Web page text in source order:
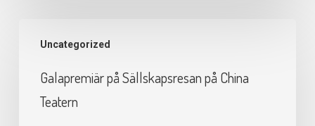
Uncategorized
Sällskapsresan
Galapremiär på Sällskapsresan på China
Teatern